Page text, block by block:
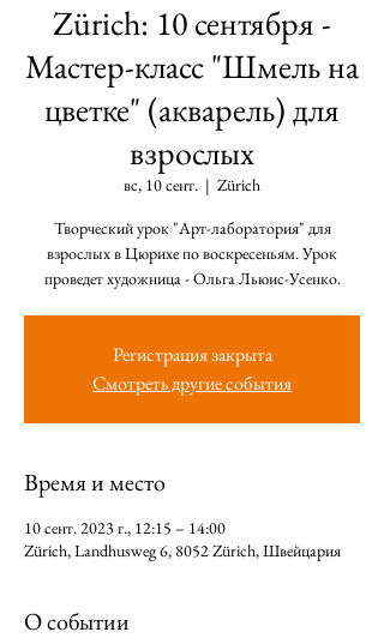
Zürich: 10 сентября -
Мастер-класс "Шмель на
цветке" (акварель) для
взрослых
вс, 10 сент.
  |
Zürich
Творческий урок "Арт-лаборатория" для
взрослых в Цюрихе по воскресеньям. Урок
проведет художница - Ольга Льюис-Усенко.
Регистрация закрыта
Смотреть другие события
Время и место
10 сент. 2023 г., 12:15 – 14:00
Zürich, Landhusweg 6, 8052 Zürich, Швейцария
О событии